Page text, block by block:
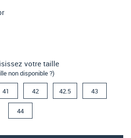
votre taille
non disponible ?)
41 42 42.5 43
44